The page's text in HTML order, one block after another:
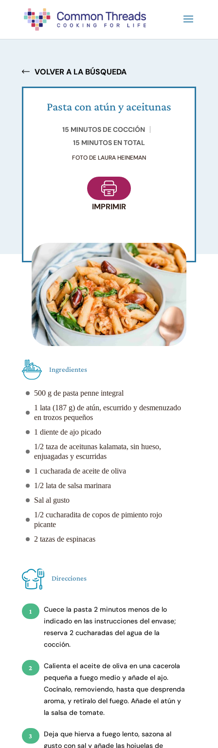
VOLVER A LA BÚSQUEDA
Pasta con atún y aceitunas
15 MINUTOS DE COCCIÓN
15 MINUTOS EN TOTAL
FOTO DE LAURA HEINEMAN
IMPRIMIR
Ingredientes
500 g de pasta penne integral
1 lata (187 g) de atún, escurrido y desmenuzado
en trozos pequeños
1 diente de ajo picado
1/2 taza de aceitunas kalamata, sin hueso,
enjuagadas y escurridas
1 cucharada de aceite de oliva
1/2 lata de salsa marinara
Sal al gusto
1/2 cucharadita de copos de pimiento rojo
picante
2 tazas de espinacas
Direcciones
Cuece la pasta 2 minutos menos de lo
indicado en las instrucciones del envase;
reserva 2 cucharadas del agua de la
cocción.
Calienta el aceite de oliva en una cacerola
pequeña a fuego medio y añade el ajo.
Cocínalo, removiendo, hasta que desprenda
aroma, y retíralo del fuego. Añade el atún y
la salsa de tomate.
Deja que hierva a fuego lento, sazona al
gusto con sal y añade las hojuelas de